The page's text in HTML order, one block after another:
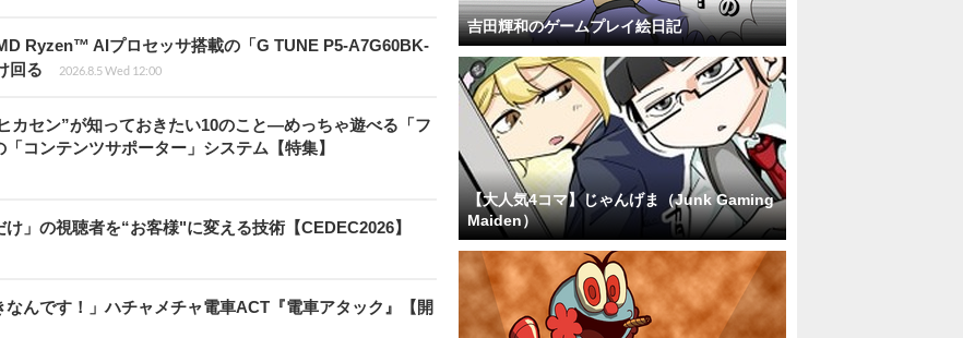
Ryzen™ AIプロセッサ搭載の「G TUNE P5-A7G60BK-
回る
2026.8.5 Wed 12:00
カセン”が知っておきたい10のこと―めっちゃ遊べる「フ
コンテンツサポーター」システム【特集】
」の視聴者を“お客様"に変える技術【CEDEC2026】
なんです！」ハチャメチャ電車ACT『電車アタック』【開
吉田輝和のゲームプレイ絵日記
【大人気4コマ】じゃんげま（Junk Gaming
Maiden）